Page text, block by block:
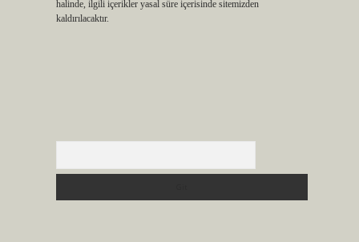
halinde, ilgili içerikler yasal süre içerisinde sitemizden
kaldırılacaktır.